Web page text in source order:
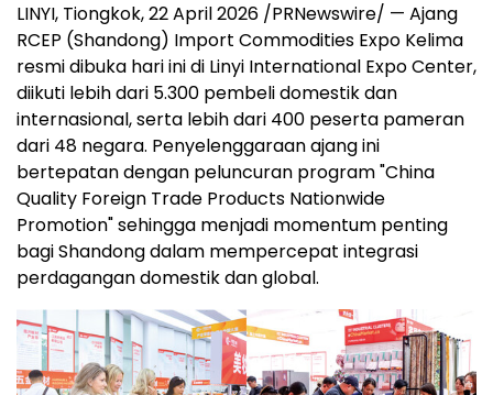
LINYI, Tiongkok, 22 April 2026 /PRNewswire/ — Ajang
RCEP (Shandong) Import Commodities Expo Kelima
resmi dibuka hari ini di Linyi International Expo Center,
diikuti lebih dari 5.300 pembeli domestik dan
internasional, serta lebih dari 400 peserta pameran
dari 48 negara. Penyelenggaraan ajang ini
bertepatan dengan peluncuran program "China
Quality Foreign Trade Products Nationwide
Promotion" sehingga menjadi momentum penting
bagi Shandong dalam mempercepat integrasi
perdagangan domestik dan global.